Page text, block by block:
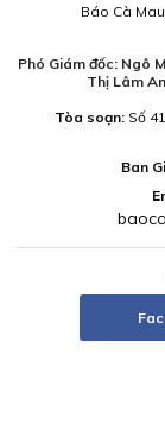
Báo Cà
Phó Giám đốc: Ngô
Thị Lâm
Tòa soạn:Số
Ban